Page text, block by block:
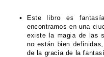
Este libro es
encontramos en una
existe la magia de las
no están bien
de la gracia de la